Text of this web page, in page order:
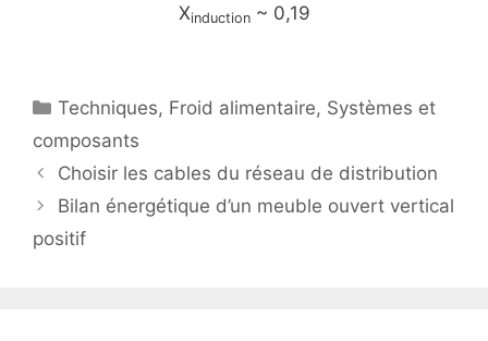
Xinduction~ 0,19
Catégories
Techniques, Froid alimentaire, Systèmes et
composants
Choisir les cables du réseau de distribution
Bilan énergétique d’un meuble ouvert vertical
positif